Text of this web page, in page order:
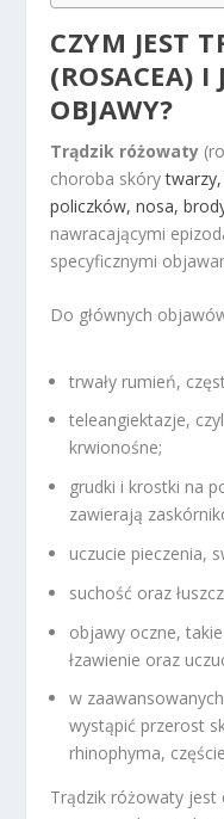
CZYM JEST
(ROSACEA) I
OBJAWY?
Trądzik różowaty
choroba skóry
policzków, nosa,
nawracającymi
specyficznymi
Do głównych
trwały rumień,
teleangiektazje,
krwionośne;
grudki i krostki na
zawierają
uczucie pieczenia,
suchość oraz
objawy oczne,
łzawienie oraz
w
wystąpić przerost
rhinophyma,
Trądzik różowaty